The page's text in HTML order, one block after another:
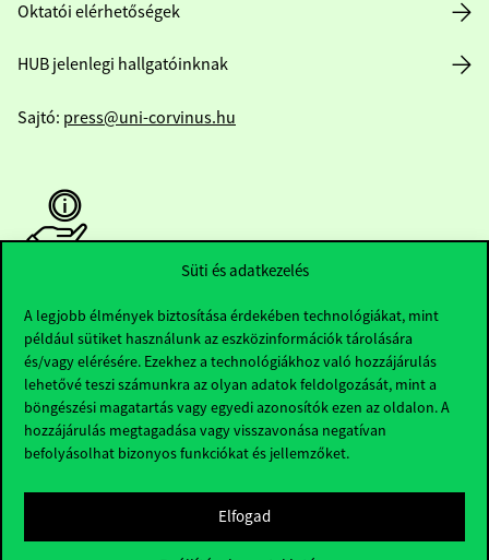
Süti és adatkezelés
A legjobb élmények biztosítása érdekében technológiákat, mint
például sütiket használunk az eszközinformációk tárolására
és/vagy elérésére. Ezekhez a technológiákhoz való hozzájárulás
lehetővé teszi számunkra az olyan adatok feldolgozását, mint a
böngészési magatartás vagy egyedi azonosítók ezen az oldalon. A
hozzájárulás megtagadása vagy visszavonása negatívan
befolyásolhat bizonyos funkciókat és jellemzőket.
Elfogad
Oktatói elérhetőségek
HUB jelenlegi hallgatóinknak
Sajtó: press@uni-corvinus.hu
Nyitvatartás
Házirend
Közérdekű adatok